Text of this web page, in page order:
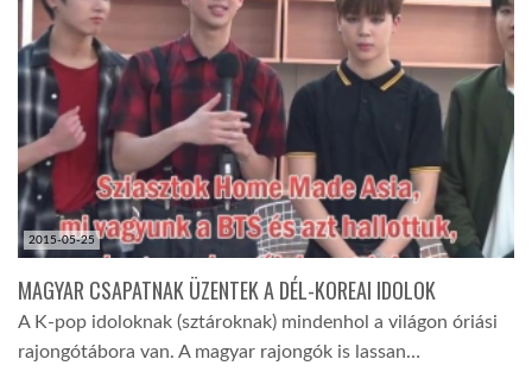
KÖZEL-KELET
AUSZTRÁLIA
A VILÁG ITTHON
2015-05-25
MAGYAR CSAPATNAK ÜZENTEK A DÉL-KOREAI IDOLOK
A K-pop idoloknak (sztároknak) mindenhol a világon óriási
rajongótábora van. A magyar rajongók is lassan…